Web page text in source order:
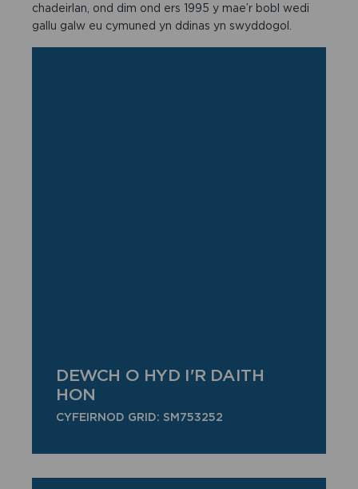
chadeirlan, ond dim ond ers 1995 y mae’r bobl wedi
gallu galw eu cymuned yn ddinas yn swyddogol.
DEWCH O HYD I'R DAITH
HON
CYFEIRNOD GRID: SM753252